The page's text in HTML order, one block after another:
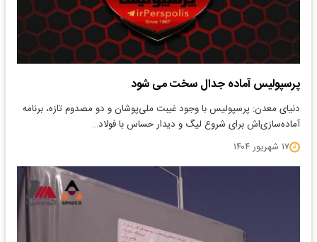
پرسپولیس آماده جدال سخت می شود
دنیای معدن: پرسپولیس با وجود غیبت ملی‌پوشان و دو مصدوم تازه، برنامه
آماده‌سازی‌اش برای شروع لیگ و دیدار حساس با فولاد…
۱۷ شهریور ۱۴۰۴